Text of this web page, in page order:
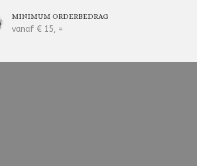
MINIMUM ORDERBEDRAG
vanaf € 15, =